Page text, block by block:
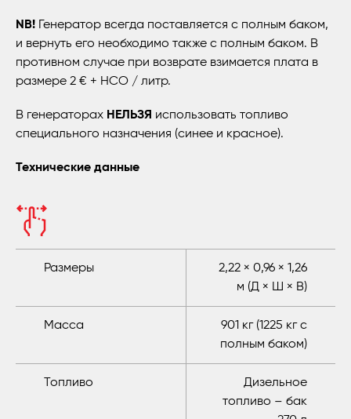
NB! Генератор всегда поставляется с полным баком,
и вернуть его необходимо также с полным баком. В
противном случае при возврате взимается плата в
размере 2 € + НСО / литр.
В генераторах НЕЛЬЗЯ использовать топливо
специального назначения (синее и красное).
Технические данные
Размеры
2,22 × 0,96 × 1,26
м (Д × Ш × В)
Масса
901 кг (1225 кг с
полным баком)
Топливо
Дизельное
топливо – бак